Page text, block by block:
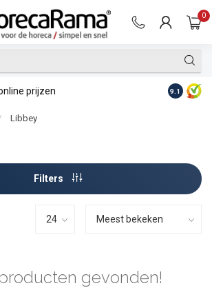
0
prijzen Op
9.1
Libbey
Filters
gevonden!